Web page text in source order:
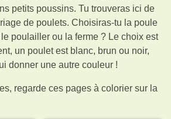
petits poussins. Tu trouveras ici de
de poulets. Choisiras-tu la poule
poulailler ou la ferme ? Le choix est
un poulet est blanc, brun ou noir,
donner une autre couleur !
regarde ces pages à colorier sur la